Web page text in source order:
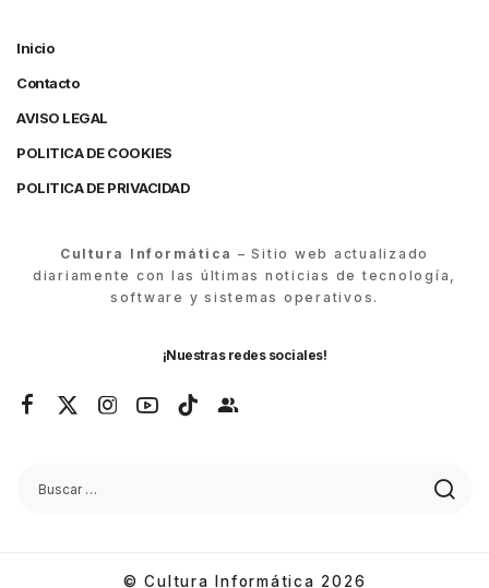
Inicio
Contacto
AVISO LEGAL
POLITICA DE COOKIES
POLITICA DE PRIVACIDAD
Cultura Informática – Sitio web actualizado
diariamente con las últimas noticias de tecnología,
software y sistemas operativos.
¡Nuestras redes sociales!
© Cultura Informática 2026